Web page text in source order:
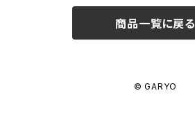
商品一覧に戻る
© GARYO